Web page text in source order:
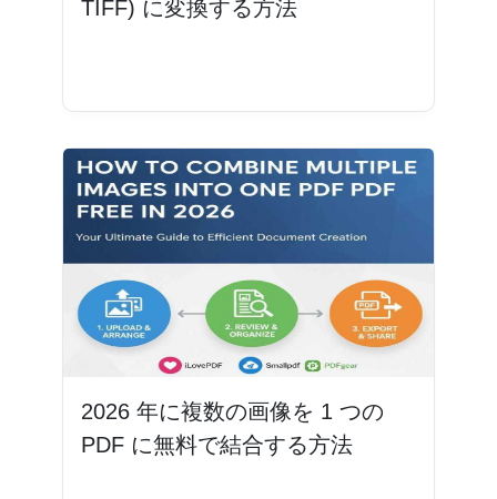
TIFF) に変換する方法
2026 年に複数の画像を 1 つの
PDF に無料で結合する方法